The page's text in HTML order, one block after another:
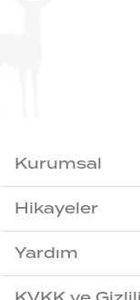
Kurumsal
Hikayeler
Yardım